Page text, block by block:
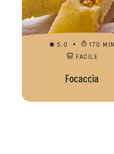
5.0
170 MIN
FACILE
Focaccia